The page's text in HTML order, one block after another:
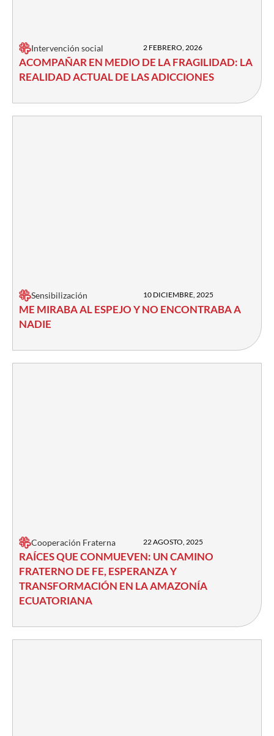
Intervención social 2 FEBRERO, 2026
ACOMPAÑAR EN MEDIO DE LA FRAGILIDAD: LA
REALIDAD ACTUAL DE LAS ADICCIONES
Sensibilización 10 DICIEMBRE, 2025
ME MIRABA AL ESPEJO Y NO ENCONTRABA A
NADIE
Cooperación Fraterna 22 AGOSTO, 2025
RAÍCES QUE CONMUEVEN: UN CAMINO
FRATERNO DE FE, ESPERANZA Y
TRANSFORMACIÓN EN LA AMAZONÍA
ECUATORIANA